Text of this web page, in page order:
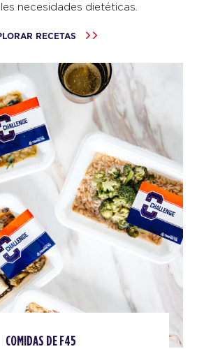
necesidades dietéticas.
RECETAS
COMIDAS DE F45